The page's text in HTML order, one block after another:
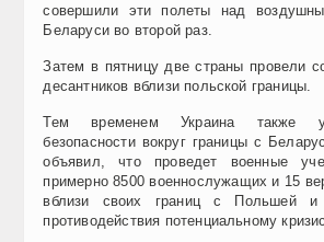
совершили эти полеты над
Беларуси во второй раз.
Затем в пятницу две страны провели
десантников вблизи польской границы.
Тем временем Украина также
безопасности вокруг границы с
объявил, что проведет военные
примерно 8500 военнослужащих и 15
вблизи своих границ с Польшей
противодействия потенциальному